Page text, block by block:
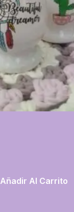
Añadir Al Carrito